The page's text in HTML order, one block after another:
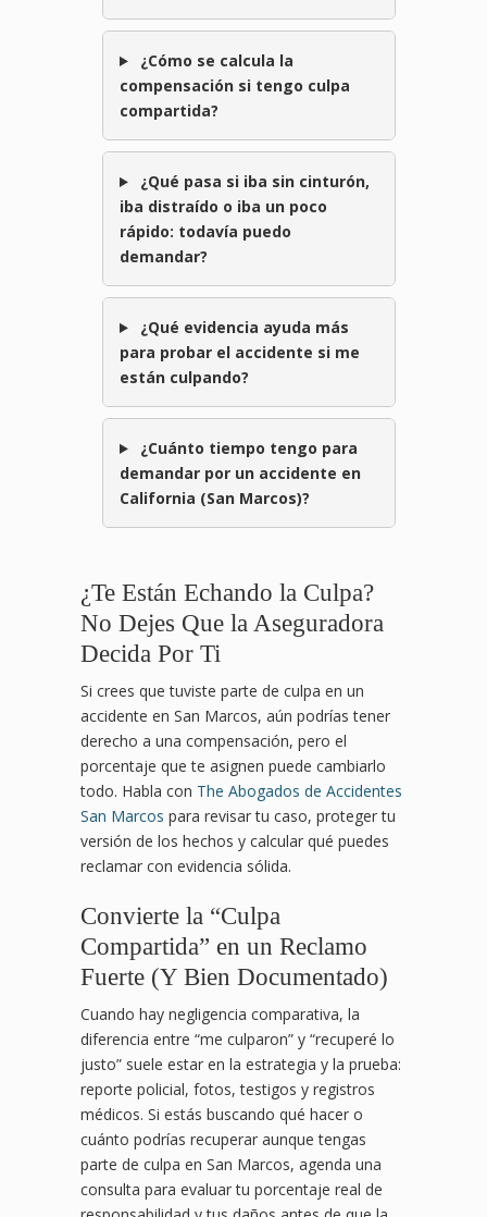
¿Cómo se calcula la
compensación si tengo culpa
compartida?
¿Qué pasa si iba sin cinturón,
iba distraído o iba un poco
rápido: todavía puedo
demandar?
¿Qué evidencia ayuda más
para probar el accidente si me
están culpando?
¿Cuánto tiempo tengo para
demandar por un accidente en
California (San Marcos)?
¿Te Están Echando la Culpa?
No Dejes Que la Aseguradora
Decida Por Ti
Si crees que tuviste parte de culpa en un
accidente en San Marcos, aún podrías tener
derecho a una compensación, pero el
porcentaje que te asignen puede cambiarlo
todo. Habla con The Abogados de Accidentes
San Marcos para revisar tu caso, proteger tu
versión de los hechos y calcular qué puedes
reclamar con evidencia sólida.
Convierte la “Culpa
Compartida” en un Reclamo
Fuerte (Y Bien Documentado)
Cuando hay negligencia comparativa, la
diferencia entre “me culparon” y “recuperé lo
justo” suele estar en la estrategia y la prueba:
reporte policial, fotos, testigos y registros
médicos. Si estás buscando qué hacer o
cuánto podrías recuperar aunque tengas
parte de culpa en San Marcos, agenda una
consulta para evaluar tu porcentaje real de